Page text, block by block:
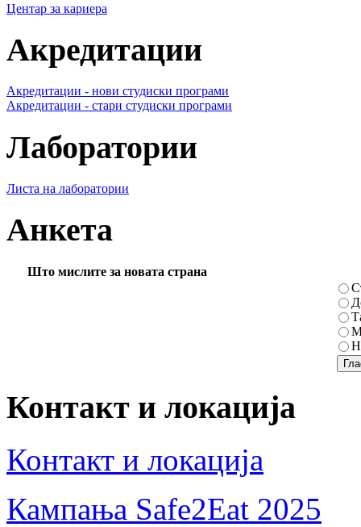
Центар за кариера
Акредитации
Акредитации - нови студиски програми
Акредитации - стари студиски програми
Лаборатории
Листа на лаборатории
Анкета
Што мислите за новата страна
Контакт и локација
Контакт и локација
Кампања Safe2Eat 2025